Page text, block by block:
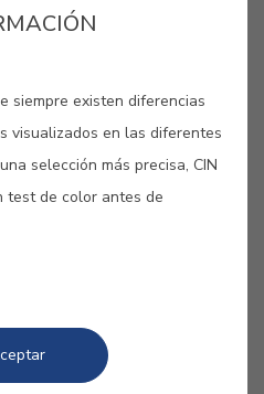
siempre existen diferencias
visualizados en las diferentes
selección más precisa, CIN
test de color antes de